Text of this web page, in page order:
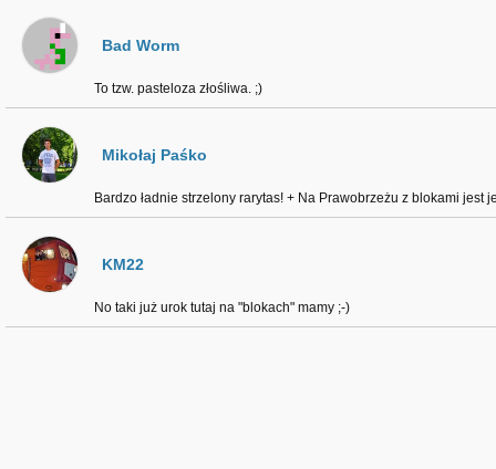
Bad Worm
To tzw. pasteloza złośliwa. ;)
Mikołaj Paśko
Bardzo ładnie strzelony rarytas! + Na Prawobrzeżu z blokami jest
KM22
No taki już urok tutaj na "blokach" mamy ;-)